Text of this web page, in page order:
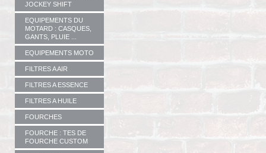
JOCKEY SHIFT
EQUIPEMENTS DU
MOTARD : CASQUES,
GANTS, PLUIE ...
EQUIPEMENTS MOTO
FILTRES A AIR
FILTRES A ESSENCE
FILTRES A HUILE
FOURCHES
FOURCHE : TES DE
FOURCHE CUSTOM